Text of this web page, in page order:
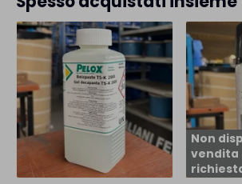
Non
vendita